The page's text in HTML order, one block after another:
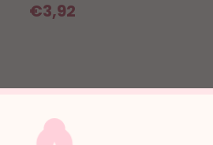
€3,92